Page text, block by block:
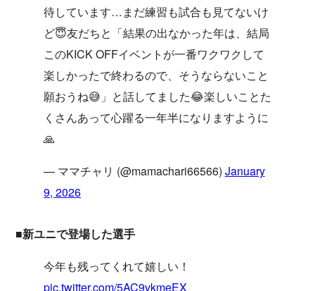
待しています…まだ練習も試合も見てないけ
ど😇友だちと「結果の出なかった年は、結局
このKICK OFFイベントが一番ワクワクして
楽しかったで終わるので、そうならないこと
願おうね😅」と話してました😂楽しいことた
くさんあって心躍る一年半になりますように
🙏
— ママチャリ (@mamachari66566) January
9, 2026
■新ユニで登場した選手
今年も残ってくれて嬉しい！
pic.twitter.com/5AC9vkmeEX